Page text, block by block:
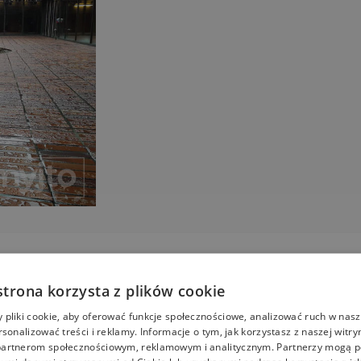
(FAQ)
dzięki nanocząstkom silanu.Bez wątpienia impregnacjaHRC
i impregnują go od wewnątrz. Dlatego poprawiają barierę
nie blokuje porów i nie zmienia paro
korzysta z plików cookie
pliki cookie, aby oferować funkcje społecznościowe, analizować ruch w
treści i reklamy. Informacje o tym, jak korzystasz z naszej
społecznościowym, reklamowym i analitycznym. Partnerzy mogą